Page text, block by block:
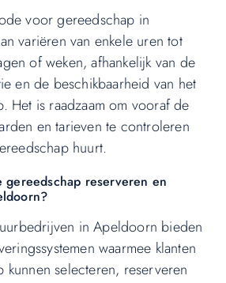
voor gereedschap in
variëren van enkele uren tot
of weken, afhankelijk van de
en de beschikbaarheid van het
Het is raadzaam om vooraf de
en tarieven te controleren
huurt.
gereedschap reserveren en
in Apeldoorn bieden
waarmee klanten
kunnen selecteren, reserveren